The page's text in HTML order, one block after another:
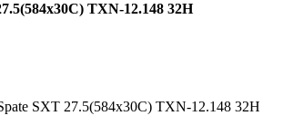
TXN-12.148 32H
SXT 27.5(584x30C) TXN-12.148 32H